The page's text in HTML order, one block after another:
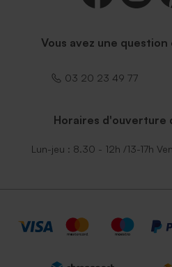
petit format
Vous avez une
03 20 23 49 77
Horaires d'ouverture
Lun-jeu : 8.30 - 12h /13-17h